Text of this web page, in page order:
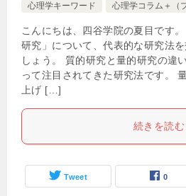
心理学キーワード
心理学コラム＋（
こんにちは、四谷学院の夏目です
研究」について、代表的な研究法
しょう。 質的研究と量的研究の違
って注目されてきた研究法です。
上げ […]
続きを読む
Tweet 0